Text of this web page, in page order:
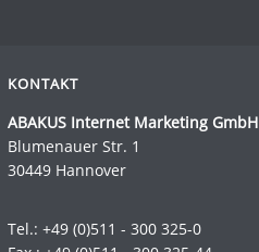
KONTAKT
ABAKUS Internet Marketing GmbH
Blumenauer Str. 1
30449 Hannover
Tel.: +49 (0)511 - 300 325-0